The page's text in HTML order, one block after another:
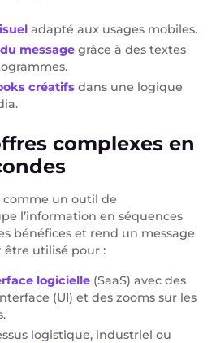
adapté aux usages mobiles.
message grâce à des textes
créatifs dans une logique
complexes en
un outil de
l’information en séquences
bénéfices et rend un message
être utilisé pour :
logicielle (SaaS) avec des
(UI) et des zooms sur les
logistique, industriel ou